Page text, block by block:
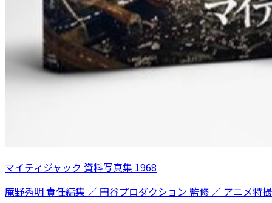
マイティジャック 資料写真集 1968
庵野秀明 責任編集 ／ 円谷プロダクション 監修 ／ アニメ特